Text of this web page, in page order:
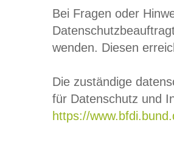
Bei Fragen oder
wenden. Diesen
Die zuständige
für Datenschutz und
https://